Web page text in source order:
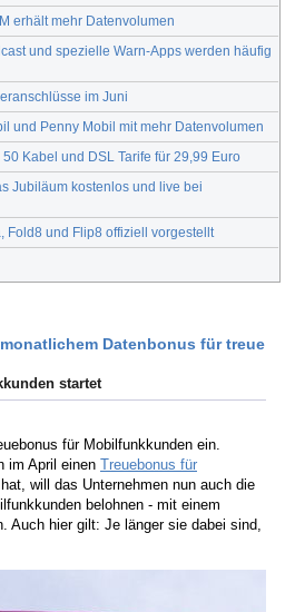
erhält mehr Datenvolumen
und spezielle Warn-Apps werden häufig
im Juni
und Penny Mobil mit mehr Datenvolumen
Kabel und DSL Tarife für 29,99 Euro
Jubiläum kostenlos und live bei
Fold8 und Flip8 offiziell vorgestellt
Datenbonus für treue
startet
für Mobilfunkkunden ein.
im April einen Treuebonus für
will das Unternehmen nun auch die
belohnen - mit einem
Auch hier gilt: Je länger sie dabei sind,